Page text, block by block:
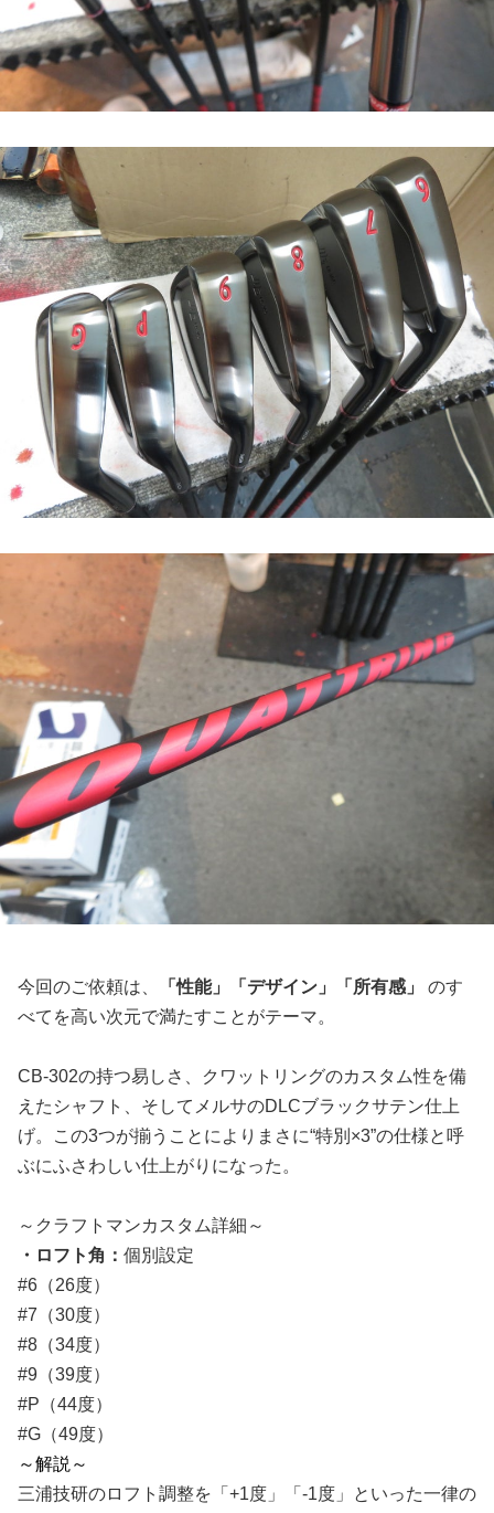
今回のご依頼は、 「性能」「デザイン」「所有感」
のす
べてを高い次元で満たすことがテーマ。
CB-302の持つ易しさ、クワットリングのカスタム性を備
えたシャフト、そしてメルサのDLCブラックサテン仕上
げ。この3つが揃うことによりまさに“特別×3”の仕様と呼
ぶにふさわしい仕上がりになった。
～クラフトマンカスタム詳細～
・ロフト角： 個別設定
#6（26度）
#7（30度）
#8（34度）
#9（39度）
#P（44度）
#G（49度）
～解説～
三浦技研のロフト調整を「+1度」「-1度」といった一律の